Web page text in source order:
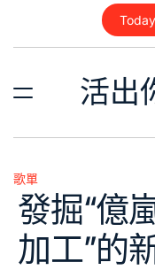
content
活出
Posted
in
歌單
發掘“億
加工”的